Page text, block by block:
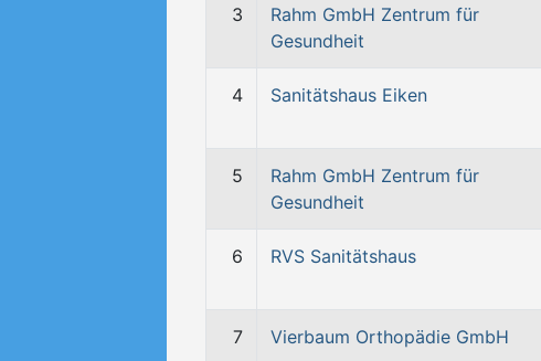
3
Rahm GmbH Zentrum für
Gesundheit
4 Sanitätshaus Eiken
5
Rahm GmbH Zentrum für
Gesundheit
6 RVS Sanitätshaus
7 Vierbaum Orthopädie GmbH